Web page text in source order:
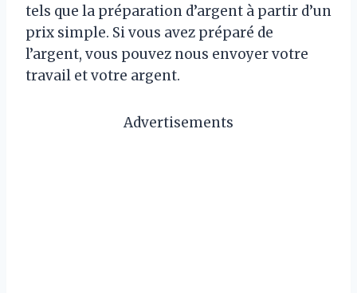
tels que la préparation d’argent à partir d’un
prix simple. Si vous avez préparé de
l’argent, vous pouvez nous envoyer votre
travail et votre argent.
Advertisements